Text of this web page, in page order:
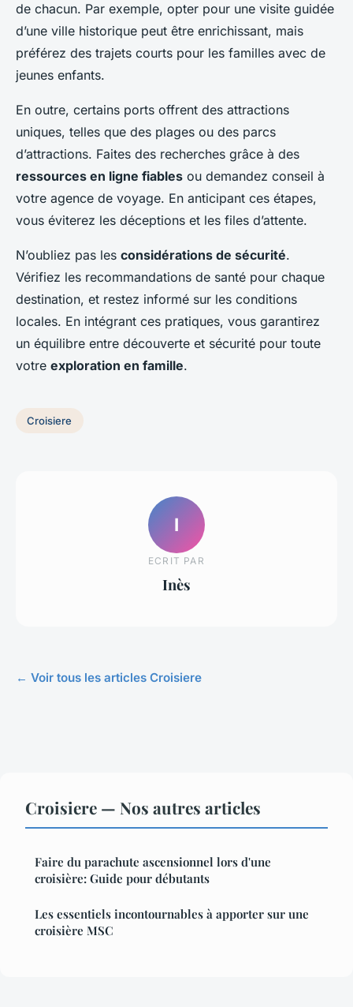
de chacun. Par exemple, opter pour une visite guidée
d’une ville historique peut être enrichissant, mais
préférez des trajets courts pour les familles avec de
jeunes enfants.
En outre, certains ports offrent des attractions
uniques, telles que des plages ou des parcs
d’attractions. Faites des recherches grâce à des
ressources en ligne fiables ou demandez conseil à
votre agence de voyage. En anticipant ces étapes,
vous éviterez les déceptions et les files d’attente.
N’oubliez pas les considérations de sécurité.
Vérifiez les recommandations de santé pour chaque
destination, et restez informé sur les conditions
locales. En intégrant ces pratiques, vous garantirez
un équilibre entre découverte et sécurité pour toute
votre exploration en famille.
Croisiere
I
ECRIT PAR
Inès
← Voir tous les articles Croisiere
Croisiere — Nos autres articles
Faire du parachute ascensionnel lors d'une
croisière: Guide pour débutants
Les essentiels incontournables à apporter sur une
croisière MSC